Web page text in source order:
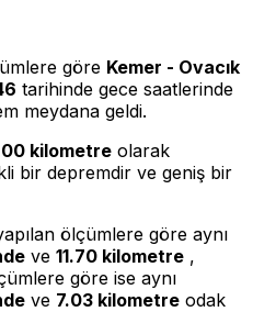
göre Kemer - Ovacık
tarihinde gece saatlerinde
meydana geldi.
kilometre olarak
bir depremdir ve geniş bir
ölçümlere göre aynı
ve 11.70 kilometre ,
göre ise aynı
ve 7.03 kilometre odak